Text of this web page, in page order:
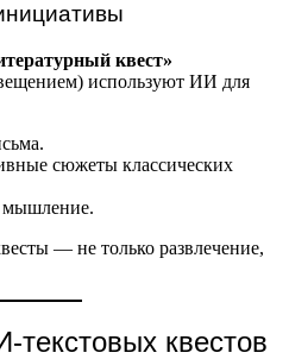
квест»
используют ИИ для
сюжеты классических
мышление.
— не только развлечение,
квестов